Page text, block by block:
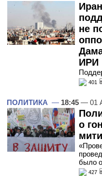
не
ИРИ
401
ПОЛИТИКА — 18:45 — 01
о
было
427